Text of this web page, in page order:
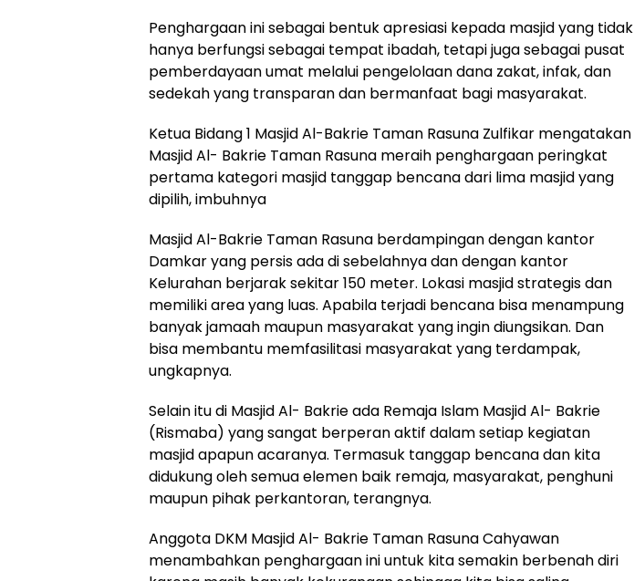
Penghargaan ini sebagai bentuk apresiasi kepada masjid yang tidak
hanya berfungsi sebagai tempat ibadah, tetapi juga sebagai pusat
pemberdayaan umat melalui pengelolaan dana zakat, infak, dan
sedekah yang transparan dan bermanfaat bagi masyarakat.
Ketua Bidang 1 Masjid Al-Bakrie Taman Rasuna Zulfikar mengatakan
Masjid Al- Bakrie Taman Rasuna meraih penghargaan peringkat
pertama kategori masjid tanggap bencana dari lima masjid yang
dipilih, imbuhnya
Masjid Al-Bakrie Taman Rasuna berdampingan dengan kantor
Damkar yang persis ada di sebelahnya dan dengan kantor
Kelurahan berjarak sekitar 150 meter. Lokasi masjid strategis dan
memiliki area yang luas. Apabila terjadi bencana bisa menampung
banyak jamaah maupun masyarakat yang ingin diungsikan. Dan
bisa membantu memfasilitasi masyarakat yang terdampak,
ungkapnya.
Selain itu di Masjid Al- Bakrie ada Remaja Islam Masjid Al- Bakrie
(Rismaba) yang sangat berperan aktif dalam setiap kegiatan
masjid apapun acaranya. Termasuk tanggap bencana dan kita
didukung oleh semua elemen baik remaja, masyarakat, penghuni
maupun pihak perkantoran, terangnya.
Anggota DKM Masjid Al- Bakrie Taman Rasuna Cahyawan
menambahkan penghargaan ini untuk kita semakin berbenah diri